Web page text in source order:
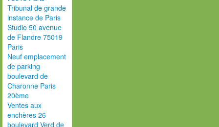
Tribunal de grande
instance de Paris
Studio 50 avenue
de Flandre 75019
Paris
Neuf emplacement
de parking
boulevard de
Charonne Paris
20ème
Ventes aux
enchères 26
boulevard Verd de